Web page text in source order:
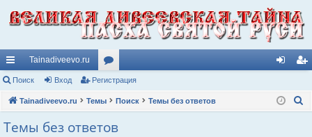
с
ы
лк
Tainadiveevo.ru
ор
ум д ис
Поиск Вход Регистрация
Tainadiveevo.ru Темы Поиск Темы без ответов
Темы без ответов